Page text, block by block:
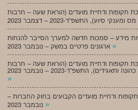
תקופות ודחיית מועדים (הוראת שעה – חרבות
מידע – סמכות חדשה למערך הסייבר להנחות
»
תקופות ודחיית מועדים (הוראת שעה – חרבות
התשפ”ד-2023 – נובמבר 2023
»
ודחיית מועדים הקבועים בחוק החברות –
»